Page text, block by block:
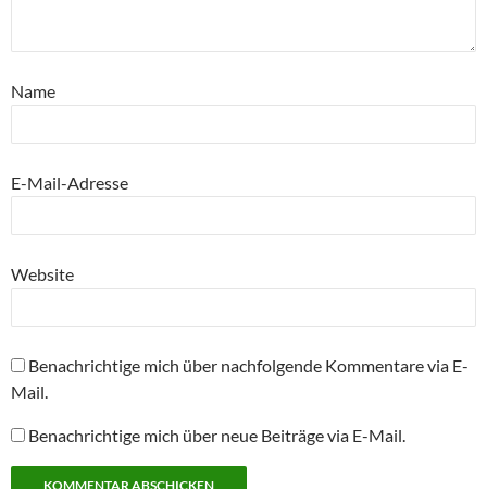
Name
E-Mail-Adresse
Website
Benachrichtige mich über nachfolgende Kommentare via E-
Mail.
Benachrichtige mich über neue Beiträge via E-Mail.